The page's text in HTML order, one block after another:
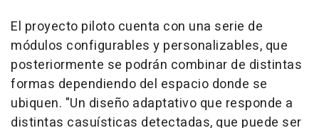
El proyecto piloto cuenta con una serie de
módulos configurables y personalizables, que
posteriormente se podrán combinar de distintas
formas dependiendo del espacio donde se
ubiquen. "Un diseño adaptativo que responde a
distintas casuísticas detectadas, que puede ser